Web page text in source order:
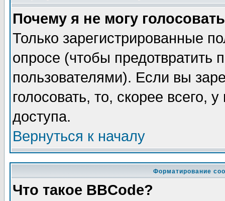
Почему я не могу
Только зарегистрированные
опросе (чтобы предотвратить
пользователями). Если вы
голосовать, то, скорее всего,
доступа.
Вернуться к началу
Форматирование
Что такое BBCode?